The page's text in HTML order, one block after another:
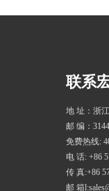
联系
地 址：浙
邮 编：
免费热线:
电 话: +86
传 真:+86
邮 箱